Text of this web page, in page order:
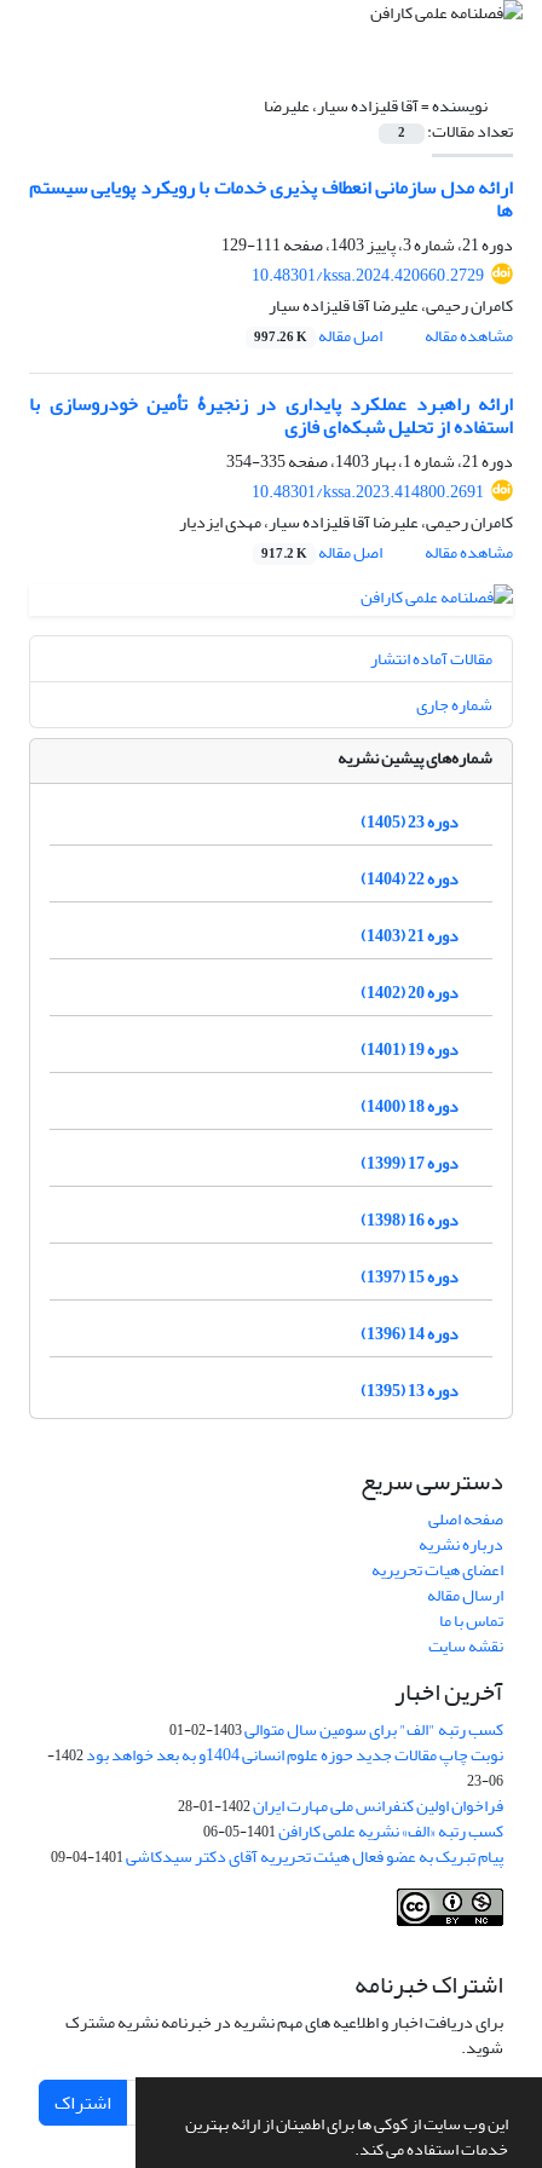
این وب سایت از کوکی ها برای اطمینان از ارائه بهترین
خدمات استفاده می کند.
نویسنده =آقا قلیزاده سیار، علیرضا
تعداد مقالات: 2
ارائه مدل سازمانی انعطاف پذیری خدمات با رویکرد پویایی سیستم
ها
دوره 21، شماره 3، پاییز 1403، صفحه
111-129
10.48301/kssa.2024.420660.2729
کامران رحیمی، علیرضا آقا قلیزاده سیار
مشاهده مقاله
اصل مقاله 997.26 K
ارائه راهبرد عملکرد پایداری در زنجیرۀ تأمین خودروسازی با
استفاده از تحلیل شبکه‌ای فازی
دوره 21، شماره 1، بهار 1403، صفحه
335-354
10.48301/kssa.2023.414800.2691
کامران رحیمی، علیرضا آقا قلیزاده سیار، مهدی ایزدیار
مشاهده مقاله
اصل مقاله 917.2 K
مقالات آماده انتشار
شماره جاری
شماره‌های پیشین نشریه
دوره 23 (1405)
دوره 22 (1404)
دوره 21 (1403)
دوره 20 (1402)
دوره 19 (1401)
دوره 18 (1400)
دوره 17 (1399)
دوره 16 (1398)
دوره 15 (1397)
دوره 14 (1396)
دوره 13 (1395)
دسترسی سریع
صفحه اصلی
درباره نشریه
اعضای هیات تحریریه
ارسال مقاله
تماس با ما
نقشه سایت
آخرین اخبار
کسب رتبه "الف" برای سومین سال متوالی1403-02-01
نوبت چاپ مقالات جدید حوزه علوم انسانی 1404و به بعد خواهد بود
1402-
06-23
فراخوان اولین کنفرانس ملی مهارت ایران1402-01-28
کسب رتبه «الف» نشریه علمی کارافن1401-05-06
پیام تبریک به عضو فعال هیئت تحریریه آقای دکتر سیدکاشی1401-04-09
اشتراک خبرنامه
برای دریافت اخبار و اطلاعیه های مهم نشریه در خبرنامه نشریه مشترک
شوید.
اشتراک